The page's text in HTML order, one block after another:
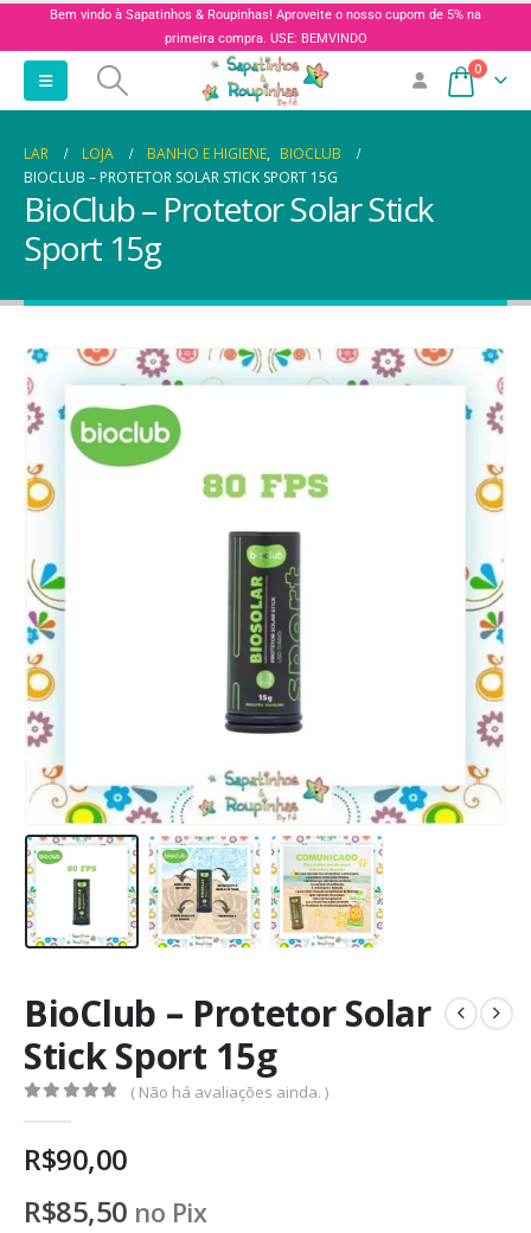
Bem vindo à Sapatinhos & Roupinhas! Aproveite o nosso cupom de 5% na
primeira compra. USE: BEMVINDO
0
LAR LOJA BANHO E HIGIENE, BIOCLUB
BIOCLUB – PROTETOR SOLAR STICK SPORT 15G
BioClub – Protetor Solar Stick
Sport 15g
BioClub – Protetor Solar
Stick Sport 15g
( Não há avaliações ainda. )
R$90,00
R$85,50 no Pix